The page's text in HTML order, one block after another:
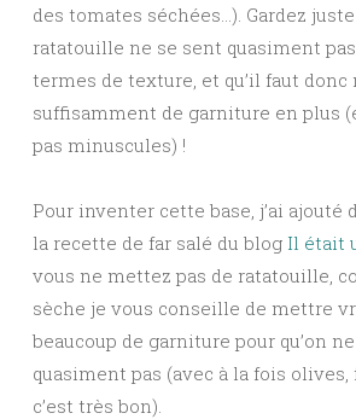
des tomates séchées…). Gardez
ratatouille ne se sent quasiment
termes de texture, et qu’il faut donc
suffisamment de garniture en plus
pas minuscules) !
Pour inventer cette base, j’ai ajouté
la recette de far salé du blog Il était
vous ne mettez pas de ratatouille,
sèche je vous conseille de mettre
beaucoup de garniture pour qu’on
quasiment pas (avec à la fois
c’est très bon).